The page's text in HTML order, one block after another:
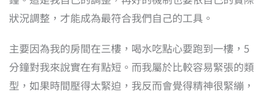
狀況調整，才能成為最符合我們自己的工具。
主要因為我的房間在三樓，喝水吃點心要跑到一樓，5
分鐘對我來說實在有點短。而我屬於比較容易緊張的類
型，如果時間壓得太緊迫，我反而會覺得精神很緊繃，